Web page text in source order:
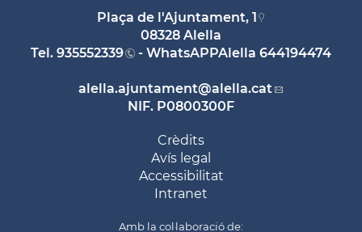
Plaça de l'Ajuntament, 1
08328 Alella
Tel. 935552339 - WhatsAPPAlella 644194474
alella.ajuntament@alella.cat
NIF. P0800300F
Crèdits
Avís legal
Accessibilitat
Intranet
Amb la col·laboració de: